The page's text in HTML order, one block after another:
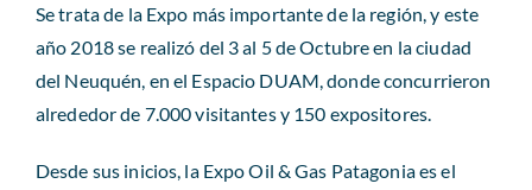
Se trata de la Expo más importante de la región, y este
año 2018 se realizó del 3 al 5 de Octubre en la ciudad
del Neuquén, en el Espacio DUAM, donde concurrieron
alrededorde 7.000 visitantes y 150 expositores.
Desde sus inicios, la Expo Oil & Gas Patagonia es el